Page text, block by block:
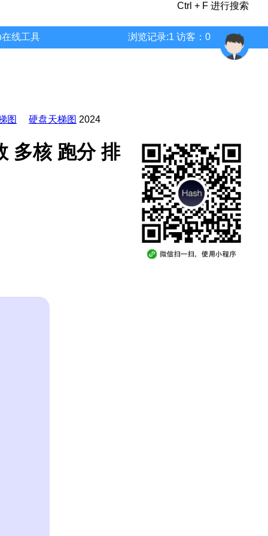
Ctrl + F 进行搜索
线工具 浏览记录:1 访客：0
图 硬盘天梯图 2024
多核 跑分 排